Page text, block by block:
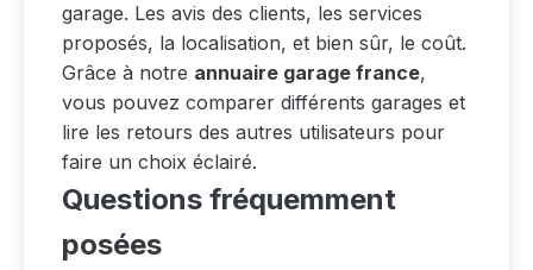
garage. Les avis des clients, les services
proposés, la localisation, et bien sûr, le coût.
Grâce à notre annuaire garage france,
vous pouvez comparer différents garages et
lire les retours des autres utilisateurs pour
faire un choix éclairé.
Questions fréquemment
posées